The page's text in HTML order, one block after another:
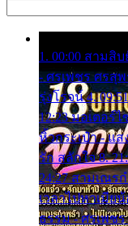
1. 00:00 สามสิ
- ศรเพชร ศรสุ
รุ่งโรจน์ 4.
12:23 มอเตอร์
หิ้วกระเป๋า - แส
รัก สลักใจ 8.
24:27 สามเณร
เวลาไปหาเมีย
ธรรม - ศรเพช